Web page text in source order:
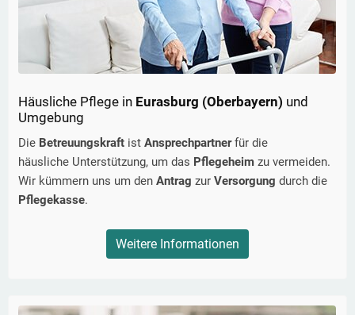
Häusliche Pflege in Eurasburg (Oberbayern) und
Umgebung
Die Betreuungskraft ist Ansprechpartnerfür die
häusliche Unterstützung, um das Pflegeheim zu vermeiden.
Wir kümmern uns um den Antrag zur Versorgung durch die
Pflegekasse.
Weitere Informationen